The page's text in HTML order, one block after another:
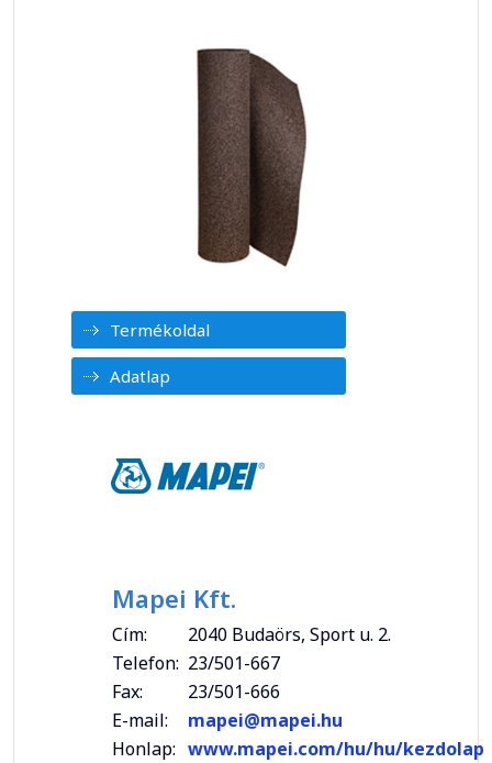
Termékoldal
Adatlap
Mapei Kft.
Cím:
2040 Budaörs, Sport u. 2.
Telefon: 23/501-667
Fax:
23/501-666
E-mail:
mapei@mapei.hu
Honlap: www.mapei.com/hu/hu/kezdolap